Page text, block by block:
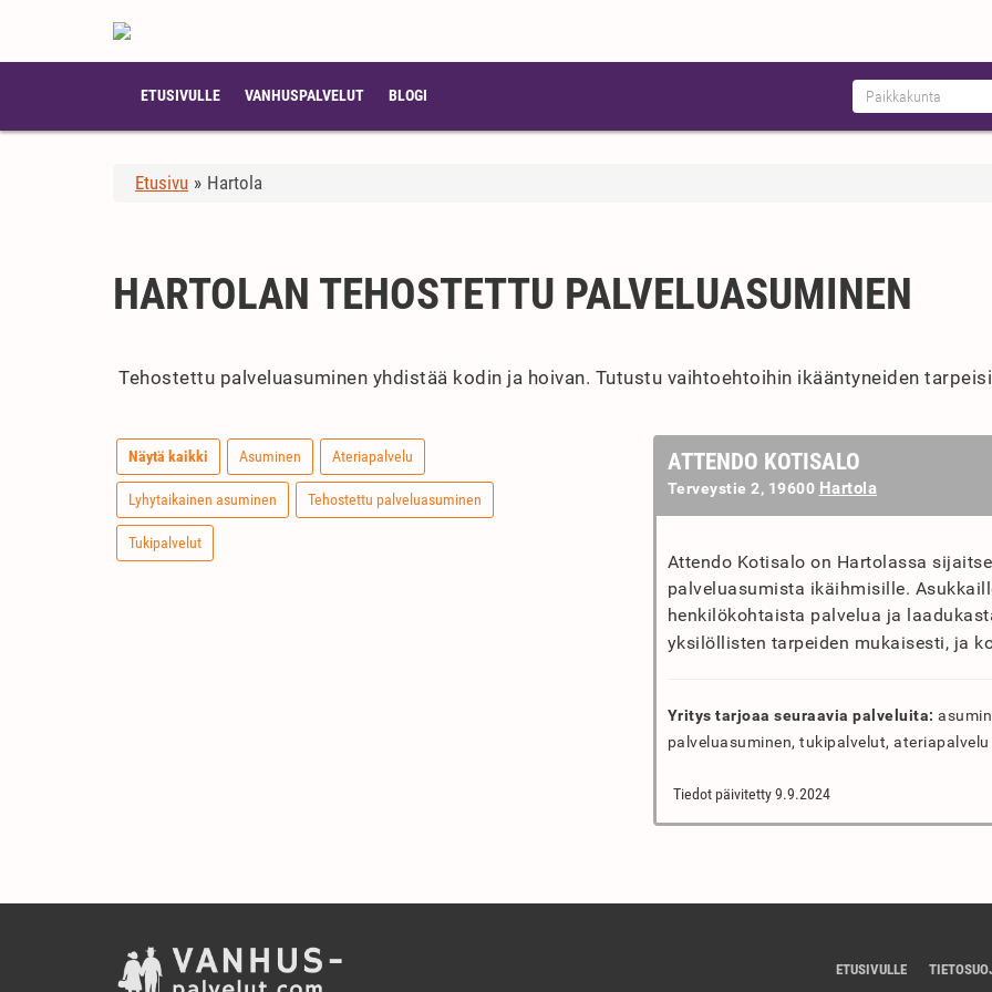
ETUSIVULLE VANHUSPALVELUT BLOGI
Etusivu » Hartola
HARTOLAN TEHOSTETTU PALVELUASUMINEN
Tehostettu palveluasuminen yhdistää kodin ja hoivan. Tutustu vaihtoehtoihin ikääntyneiden
Näytä kaikki Asuminen Ateriapalvelu
Lyhytaikainen asuminen Tehostettu palveluasuminen
Tukipalvelut
ATTENDO KOTISALO
Terveystie 2, 19600 Hartola
Attendo Kotisalo on Hartolassa
palveluasumista ikäihmisille.
henkilökohtaista palvelua ja
yksilöllisten tarpeiden mukaisesti, ja
Yritys tarjoaa seuraavia palveluita:
palveluasuminen, tukipalvelut, ateriapalvelu
Tiedot päivitetty 9.9.2024
ETUSIVULLE